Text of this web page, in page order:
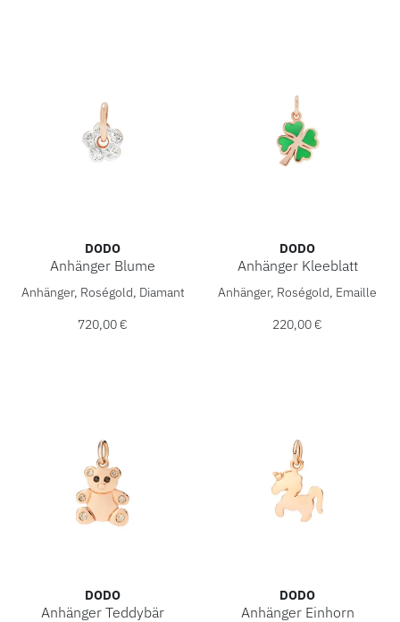
DODO
Anhänger Blume
DoDo Anhänger Blume, Ref: DMC3006-FLOWS-DB09R,
Anhänger, Roségold, Diamant
720,00 €
DODO
Anhänger Kleeblatt
DoDo Anhänger Kleeblatt,
Anhänger, Roségold, Emaille
220,00 €
DODO
Anhänger Teddybär
DODO
Anhänger Einhorn